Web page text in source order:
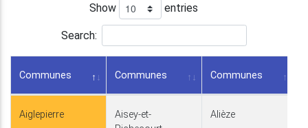
Show entries
Search:
Communes Communes Communes
Aiglepierre
Aisey-et-
Alièze